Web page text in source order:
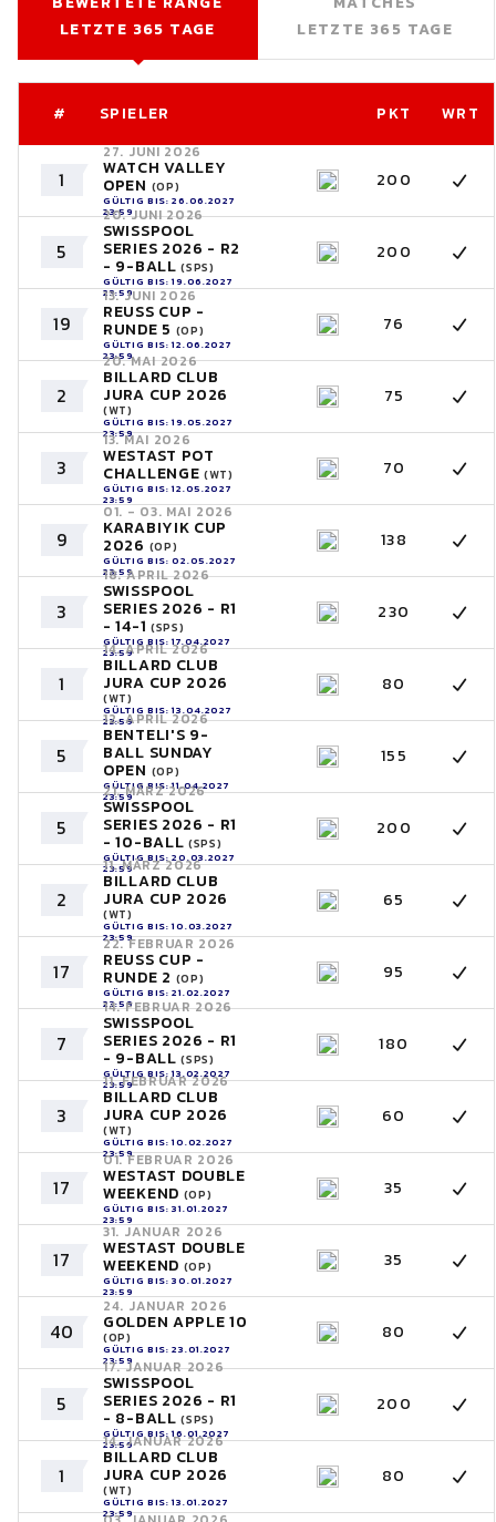
LETZTE 365 TAGE
LETZTE 365 TAGE
# SPIELER PKT WRT
1
27. JUNI 2026
WATCH VALLEY
OPEN (OP)
GÜLTIG BIS: 26.06.2027
23:59
200
5
20. JUNI 2026
SWISSPOOL
SERIES 2026 - R2
- 9-BALL(SPS)
GÜLTIG BIS: 19.06.2027
23:59
200
19
13. JUNI 2026
REUSS CUP -
RUNDE 5 (OP)
GÜLTIG BIS: 12.06.2027
23:59
76
2
20. MAI 2026
BILLARD CLUB
JURA CUP 2026
(WT)
GÜLTIG BIS: 19.05.2027
23:59
75
3
13. MAI 2026
WESTAST POT
CHALLENGE (WT)
GÜLTIG BIS: 12.05.2027
23:59
70
9
01. - 03. MAI 2026
KARABIYIK CUP
2026 (OP)
GÜLTIG BIS: 02.05.2027
23:59
138
3
18. APRIL 2026
SWISSPOOL
SERIES 2026 - R1
- 14-1 (SPS)
GÜLTIG BIS: 17.04.2027
23:59
230
1
14. APRIL 2026
BILLARD CLUB
JURA CUP 2026
(WT)
GÜLTIG BIS: 13.04.2027
23:59
80
5
12. APRIL 2026
BENTELI'S 9-
BALL SUNDAY
OPEN (OP)
GÜLTIG BIS: 11.04.2027
23:59
155
5
21. MÄRZ 2026
SWISSPOOL
SERIES 2026 - R1
- 10-BALL (SPS)
GÜLTIG BIS: 20.03.2027
23:59
200
2
11. MÄRZ 2026
BILLARD CLUB
JURA CUP 2026
(WT)
GÜLTIG BIS: 10.03.2027
23:59
65
17
22. FEBRUAR 2026
REUSS CUP -
RUNDE 2 (OP)
GÜLTIG BIS: 21.02.2027
23:59
95
7
14. FEBRUAR 2026
SWISSPOOL
SERIES 2026 - R1
- 9-BALL(SPS)
GÜLTIG BIS: 13.02.2027
23:59
180
3
11. FEBRUAR 2026
BILLARD CLUB
JURA CUP 2026
(WT)
GÜLTIG BIS: 10.02.2027
23:59
60
17
01. FEBRUAR 2026
WESTAST DOUBLE
WEEKEND (OP)
GÜLTIG BIS: 31.01.2027
23:59
35
17
31. JANUAR 2026
WESTAST DOUBLE
WEEKEND (OP)
GÜLTIG BIS: 30.01.2027
23:59
35
40
24. JANUAR 2026
GOLDEN APPLE 10
(OP)
GÜLTIG BIS: 23.01.2027
23:59
80
5
17. JANUAR 2026
SWISSPOOL
SERIES 2026 - R1
- 8-BALL(SPS)
GÜLTIG BIS: 16.01.2027
23:59
200
1
14. JANUAR 2026
BILLARD CLUB
JURA CUP 2026
(WT)
GÜLTIG BIS: 13.01.2027
23:59
80